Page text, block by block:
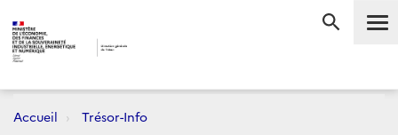
Accueil Trésor-Info